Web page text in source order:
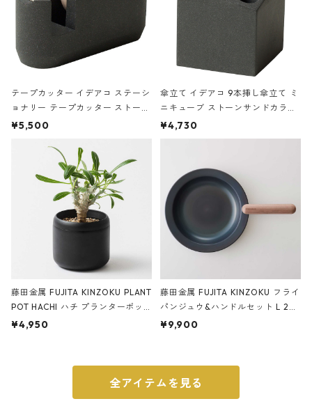
テープカッター イデアコ ステーシ
ョナリー テープカッター ストーン
サンドカラー 石調 ideaco Station
¥5,500
傘立て イデアコ 9本挿し傘立て ミ
ニキューブ ストーンサンドカラー
石調 ideaco Umbrella Stand CUB
E ストーンサンドブラック
¥4,730
藤田金属 FUJITA KINZOKU PLANT
POT HACHI ハチ プランターポッ
ト 3号 ブラック
¥4,950
藤田金属 FUJITA KINZOKU フライ
パンジュウ&ハンドルセット L 24c
m ガス火・IH対応 鉄フライパン
¥9,900
全アイテムを見る